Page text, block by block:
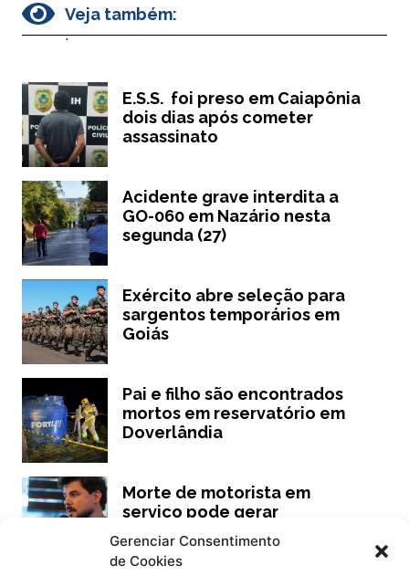
Gerenciar Consentimento
de Cookies
Veja também:
.
E.S.S. foi preso em Caiapônia
dois dias após cometer
assassinato
Acidente grave interdita a
GO-060 em Nazário nesta
segunda (27)
Exército abre seleção para
sargentos temporários em
Goiás
Pai e filho são encontrados
mortos em reservatório em
Doverlândia
Morte de motorista em
serviço pode gerar
indenização sem culpa